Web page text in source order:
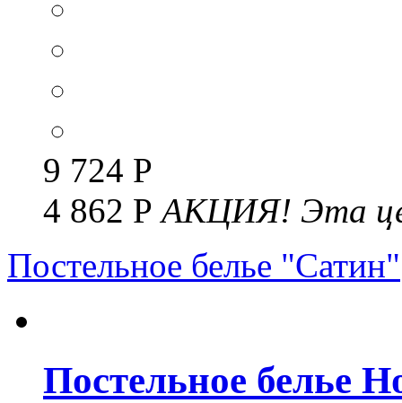
9 724 Р
4 862 РАКЦИЯ! Эта
Постельное белье "Сатин"
Постельное белье